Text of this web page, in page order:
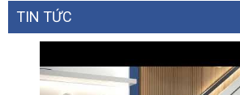
TIN TỨC